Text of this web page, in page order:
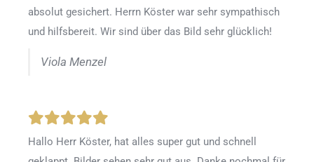
absolut gesichert. Herrn Köster war sehr sympathisch
und hilfsbereit. Wir sind über das Bild sehr glücklich!
Viola Menzel
Hallo Herr Köster, hat alles super gut und schnell